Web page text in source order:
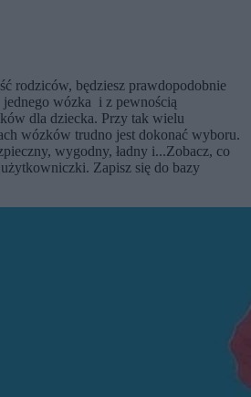
rodziców, będziesz prawdopodobnie
wózka i z pewnością
dla dziecka. Przy tak wielu
wózków trudno jest dokonać wyboru.
wygodny, ładny i...Zobacz, co
użytkowniczki. Zapisz się do bazy